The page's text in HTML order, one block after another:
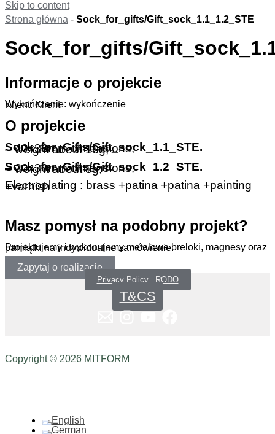
Skip to content
Strona główna - Sock_for_gifts/Gift_sock_1.1_1.2_STE
Sock_for_gifts/
Informacje o projekcie
Wykończenie: wykończenie
Klient: Klient
O projekcie
Sock_for_Gifts/Gift_sock_1.1_STE.
– 40x36mm dimensions;
– weight about 16g;
Sock_for_Gifts/Gift_sock_1.2_STE.
– 30x30mm dimensions;
– weight about 8g;
Electroplating : brass +patina +patina +painting +varnish
Masz pomysł na podobny projekt?
Projektujemy i wykonujemy metalowe breloki, magnesy oraz pamiątki na indywidualne zamówienie.
Zapytaj o realizację
Privacy Policy _RODO
T&CS
Copyright © 2026 MITFORM